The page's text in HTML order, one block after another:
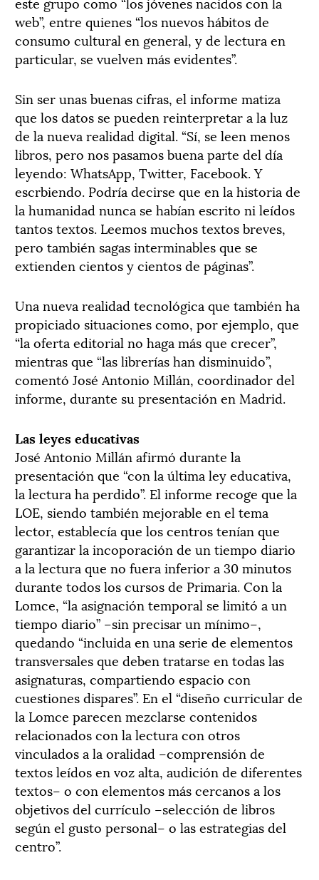
web”, entre quienes “los nuevos hábitos de
consumo cultural en general, y de lectura en
particular, se vuelven más evidentes”.
Sin ser unas buenas cifras, el informe matiza
que los datos se pueden reinterpretar a la luz
de la nueva realidad digital. “Sí, se leen menos
libros, pero nos pasamos buena parte del día
leyendo: WhatsApp, Twitter, Facebook. Y
escrbiendo. Podría decirse que en la historia de
la humanidad nunca se habían escrito ni leídos
tantos textos. Leemos muchos textos breves,
pero también sagas interminables que se
extienden cientos y cientos de páginas”.
Una nueva realidad tecnológica que también ha
propiciado situaciones como, por ejemplo, que
“la oferta editorial no haga más que crecer”,
mientras que “las librerías han disminuido”,
comentó José Antonio Millán, coordinador del
informe, durante su presentación en Madrid.
Las leyes educativas
José Antonio Millán afirmó durante la
presentación que “con la última ley educativa,
la lectura ha perdido”. El informe recoge que la
LOE, siendo también mejorable en el tema
lector, establecía que los centros tenían que
garantizar la incoporación de un tiempo diario
a la lectura que no fuera inferior a 30 minutos
durante todos los cursos de Primaria. Con la
Lomce, “la asignación temporal se limitó a un
tiempo diario” –sin precisar un mínimo–,
quedando “incluida en una serie de elementos
transversales que deben tratarse en todas las
asignaturas, compartiendo espacio con
cuestiones dispares”. En el “diseño curricular de
la Lomce parecen mezclarse contenidos
relacionados con la lectura con otros
vinculados a la oralidad –comprensión de
textos leídos en voz alta, audición de diferentes
textos– o con elementos más cercanos a los
objetivos del currículo –selección de libros
según el gusto personal– o las estrategias del
centro”.